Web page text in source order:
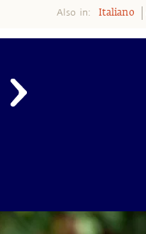
Also in: Italiano